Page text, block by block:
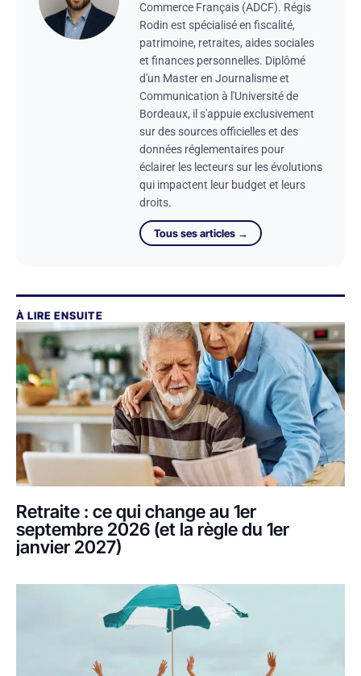
Commerce Français (ADCF). Régis
Rodin est spécialisé en fiscalité,
patrimoine, retraites, aides sociales
et finances personnelles. Diplômé
d'un Master en Journalisme et
Communication à l'Université de
Bordeaux, il s'appuie exclusivement
sur des sources officielles et des
données réglementaires pour
éclairer les lecteurs sur les évolutions
qui impactent leur budget et leurs
droits.
Tous ses articles →
À LIRE ENSUITE
Retraite : ce qui change au 1er
septembre 2026 (et la règle du 1er
janvier 2027)